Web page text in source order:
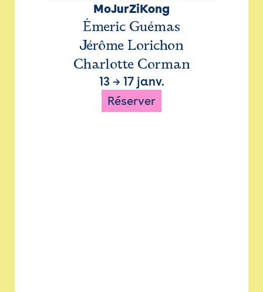
MoJurZiKong
Émeric Guémas
Jérôme Lorichon
Charlotte Corman
13→ 17 janv.
Réserver